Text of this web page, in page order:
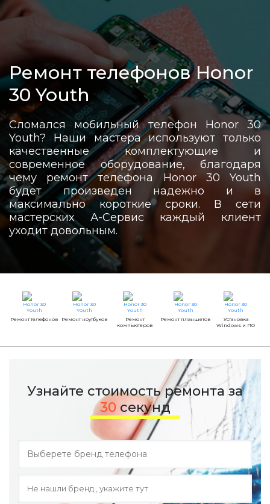
Ремонт телефонов Honor
30 Youth
Сломался мобильный телефон Honor 30
Youth? Наши мастера используют только
качественные комплектующие и
современное оборудование, благодаря
чему ремонт телефона Honor 30 Youth
будет произведен надежно и в
максимально короткие сроки. В сети
мастерских А-Сервис каждый клиент
уходит довольным.
Ремонт телефонов Ремонт ноутбуков
Ремонт
компьютеров
Ремонт планшетов
Установка
Windows и ПО
Узнайте стоимость ремонта за
30 секунд